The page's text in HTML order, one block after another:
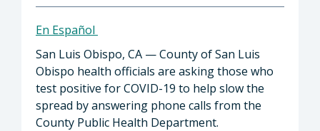
En Español
San Luis Obispo, CA — County of San Luis
Obispo health officials are asking those who
test positive for COVID-19 to help slow the
spread by answering phone calls from the
County Public Health Department.